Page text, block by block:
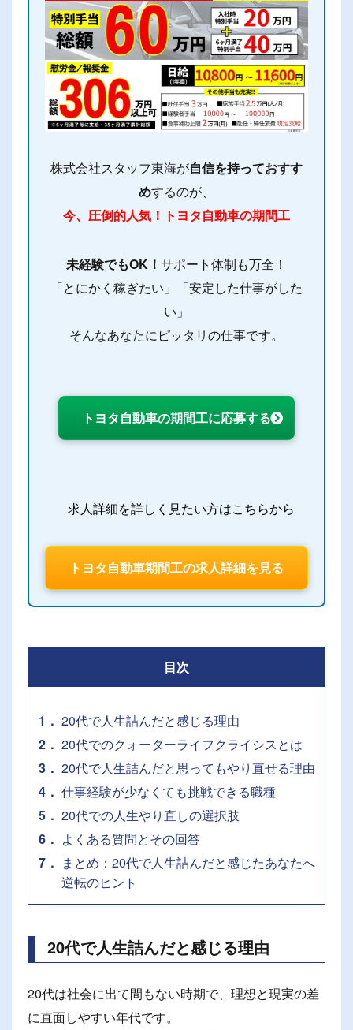
株式会社スタッフ東海が自信を持っておすす
めするのが、
今、圧倒的人気！トヨタ自動車の期間工
未経験でもOK！ サポート体制も万全！
「とにかく稼ぎたい」「安定した仕事がした
い」
そんなあなたにピッタリの仕事です。
トヨタ自動車の期間工に応募する
求人詳細を詳しく見たい方はこちらから
トヨタ自動車期間工の求人詳細を見る
目次
1
20代で人生詰んだと感じる理由
2
20代でのクォーターライフクライシスとは
3
20代で人生詰んだと思ってもやり直せる理由
4
仕事経験が少なくても挑戦できる職種
5
20代での人生やり直しの選択肢
6
よくある質問とその回答
7
まとめ：20代で人生詰んだと感じたあなたへ
逆転のヒント
20代で人生詰んだと感じる理由
20代は社会に出て間もない時期で、理想と現実の差
に直面しやすい年代です。